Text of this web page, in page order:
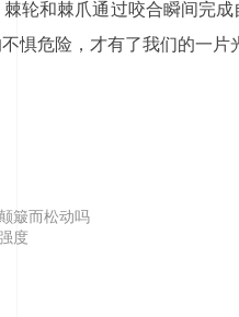
轮和棘爪通过咬合瞬间完
惧危险，才有了我们的一片
簸而松动吗
度